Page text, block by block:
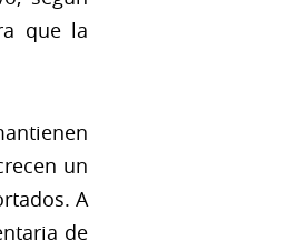
que la
un
A
de